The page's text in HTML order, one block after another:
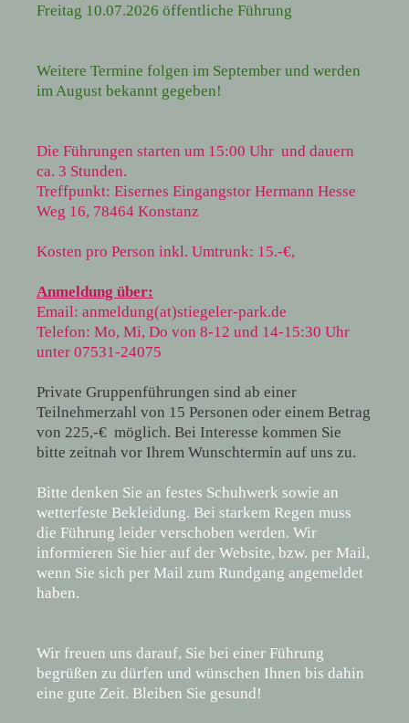
Freitag 10.07.2026 öffentliche Führung
Weitere Termine folgen im September und werden
im August bekannt gegeben!
Die Führungen starten um 15:00 Uhr und dauern
ca. 3 Stunden.
Treffpunkt: Eisernes Eingangstor Hermann Hesse
Weg 16, 78464 Konstanz
Kosten pro Person inkl. Umtrunk: 15.-€,
Anmeldung über:
Email: anmeldung(at)stiegeler-park.de
Telefon: Mo, Mi, Do von 8-12 und 14-15:30 Uhr
unter 07531-24075
Private Gruppenführungen sind ab einer
Teilnehmerzahl von 15 Personen oder einem Betrag
von 225,-€ möglich. Bei Interesse kommen Sie
bitte zeitnah vor Ihrem Wunschtermin auf uns zu.
Bitte denken Sie an festes Schuhwerk sowie an
wetterfeste Bekleidung. Bei starkem Regen muss
die Führung leider verschoben werden. Wir
informieren Sie hier auf der Website, bzw. per Mail,
wenn Sie sich per Mail zum Rundgang angemeldet
haben.
Wir freuen uns darauf, Sie bei einer Führung
begrüßen zu dürfen und wünschen Ihnen bis dahin
eine gute Zeit. Bleiben Sie gesund!